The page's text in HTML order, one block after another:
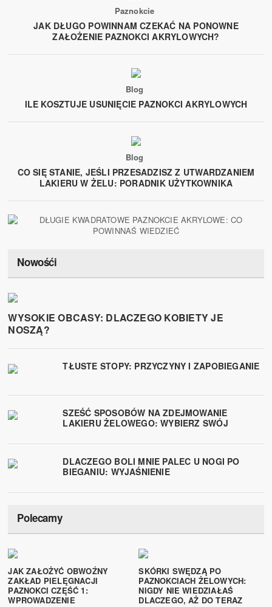
Paznokcie
JAK DŁUGO POWINNAM CZEKAĆ NA PONOWNE
ZAŁOŻENIE PAZNOKCI AKRYLOWYCH?
Blog
ILE KOSZTUJE USUNIĘCIE PAZNOKCI AKRYLOWYCH
Blog
CO SIĘ STANIE, JEŚLI PRZESADZISZ Z UTWARDZANIEM
LAKIERU W ŻELU: PORADNIK UŻYTKOWNIKA
Nowośći
WYSOKIE OBCASY: DLACZEGO KOBIETY JE
NOSZĄ?
TŁUSTE STOPY: PRZYCZYNY I ZAPOBIEGANIE
SZEŚĆ SPOSOBÓW NA ZDEJMOWANIE
LAKIERU ŻELOWEGO: WYBIERZ SWÓJ
DLACZEGO BOLI MNIE PALEC U NOGI PO
BIEGANIU: WYJAŚNIENIE
Polecamy
JAK ZAŁOŻYĆ OBWOŹNY
ZAKŁAD PIELĘGNACJI
PAZNOKCI CZĘŚĆ 1:
WPROWADZENIE
SKÓRKI SWĘDZĄ PO
PAZNOKCIACH ŻELOWYCH:
NIGDY NIE WIEDZIAŁAŚ
DLACZEGO, AŻ DO TERAZ